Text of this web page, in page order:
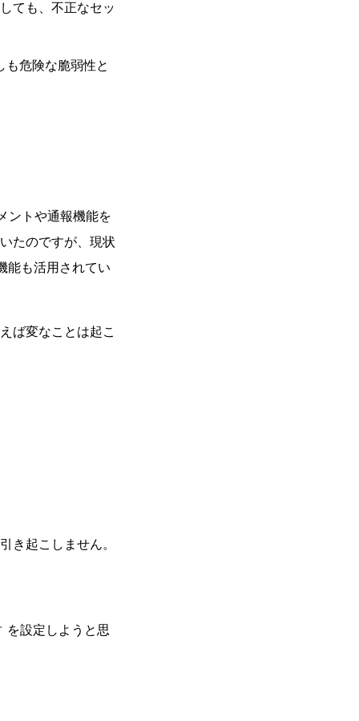
ても、不正なセッ
も危険な脆弱性と
ントや通報機能を
たのですが、現状
能も活用されてい
ば変なことは起こ
き起こしません。
を設定しようと思